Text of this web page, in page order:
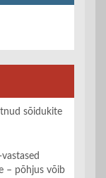
sõidukite
– põhjus võib